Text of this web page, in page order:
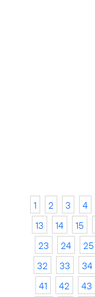
1 2 3 4
13
14 15
23
24 25
32
33 34
41
42 43